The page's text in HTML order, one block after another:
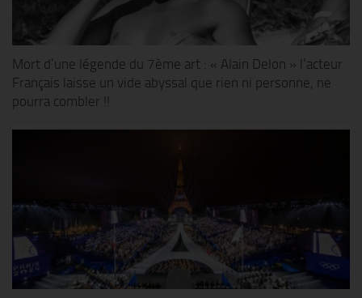
Mort d’une légende du 7ème art : « Alain Delon » l’acteur
Français laisse un vide abyssal que rien ni personne, ne
pourra combler !!